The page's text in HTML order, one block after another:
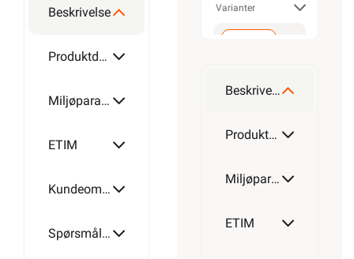
Beskrivelse
Produktdetaljer
Miljøparametere
ETIM
Kundeomtale
Spørsmål og svar
Varianter
Beskrivelse
Produktdetaljer
Miljøparametere
ETIM